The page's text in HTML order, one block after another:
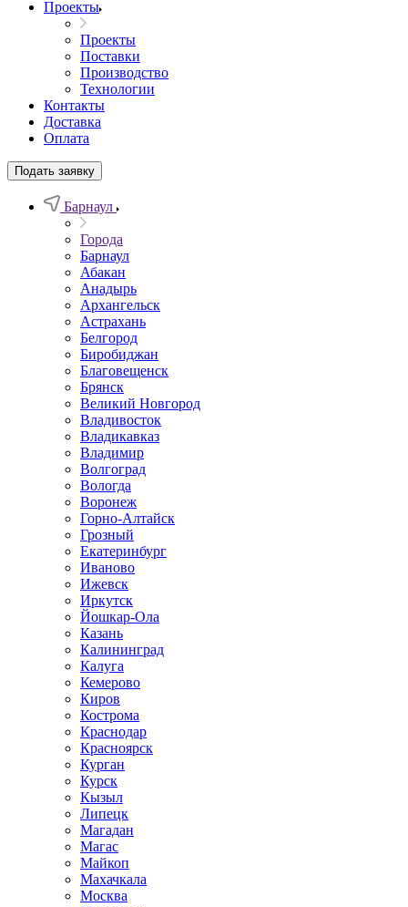
Проекты
Проекты
Поставки
Производство
Технологии
Контакты
Доставка
Оплата
Подать заявку
Барнаул
Города
Барнаул
Абакан
Анадырь
Архангельск
Астрахань
Белгород
Биробиджан
Благовещенск
Брянск
Великий Новгород
Владивосток
Владикавказ
Владимир
Волгоград
Вологда
Воронеж
Горно-Алтайск
Грозный
Екатеринбург
Иваново
Ижевск
Иркутск
Йошкар-Ола
Казань
Калининград
Калуга
Кемерово
Киров
Кострома
Краснодар
Красноярск
Курган
Курск
Кызыл
Липецк
Магадан
Магас
Майкоп
Махачкала
Москва